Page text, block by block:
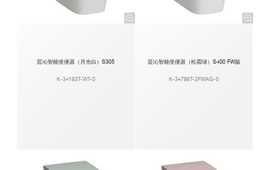
芸沁智能坐便器（月光白）S305
K-34163T-WT-0
芸沁智能坐便器（松霜绿）S400 FW版
K-34786T-2FWAG-0